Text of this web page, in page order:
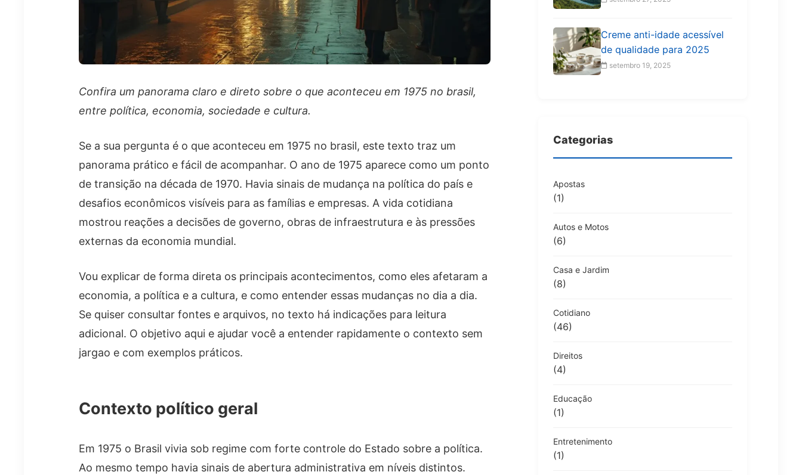
Confira um panorama claro e direto sobre o que aconteceu em 1975 no brasil,
entre política, economia, sociedade e cultura.
Se a sua pergunta é o que aconteceu em 1975 no brasil, este texto traz um
panorama prático e fácil de acompanhar. O ano de 1975 aparece como um ponto
de transição na década de 1970. Havia sinais de mudança na política do país e
desafios econômicos visíveis para as famílias e empresas. A vida cotidiana
mostrou reações a decisões de governo, obras de infraestrutura e às pressões
externas da economia mundial.
Vou explicar de forma direta os principais acontecimentos, como eles afetaram a
economia, a política e a cultura, e como entender essas mudanças no dia a dia.
Se quiser consultar fontes e arquivos, no texto há indicações para leitura
adicional. O objetivo aqui e ajudar você a entender rapidamente o contexto sem
jargao e com exemplos práticos.
Contexto político geral
Em 1975 o Brasil vivia sob regime com forte controle do Estado sobre a política.
Ao mesmo tempo havia sinais de abertura administrativa em níveis distintos.
Creme anti-idade acessível
de qualidade para 2025
setembro 19, 2025
Categorias
Apostas
(1)
Autos e Motos
(6)
Casa e Jardim
(8)
Cotidiano
(46)
Direitos
(4)
Educação
(1)
Entretenimento
(1)